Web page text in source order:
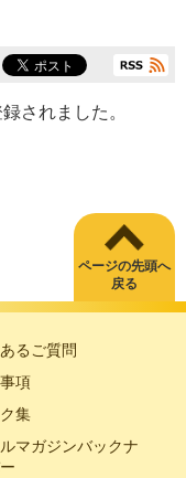
されました。
ページの先頭へ
戻る
るご質問
項
集
マガジンバックナ